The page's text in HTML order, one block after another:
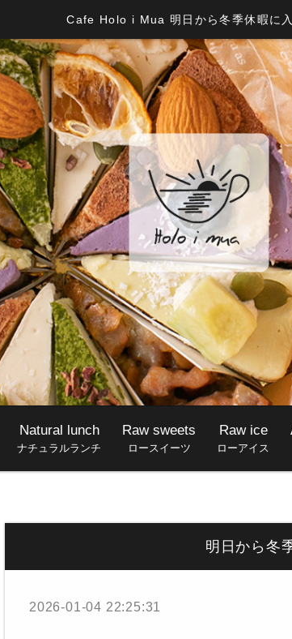
Cafe Holo i Mua 明日から冬季休暇に
Natural lunch
ナチュラルランチ
Raw sweets
ロースイーツ
Raw ice
ローアイス
明日から冬
2026-01-04 22:25:31